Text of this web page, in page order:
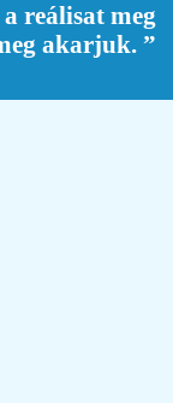
reálisat meg
akarjuk. ”